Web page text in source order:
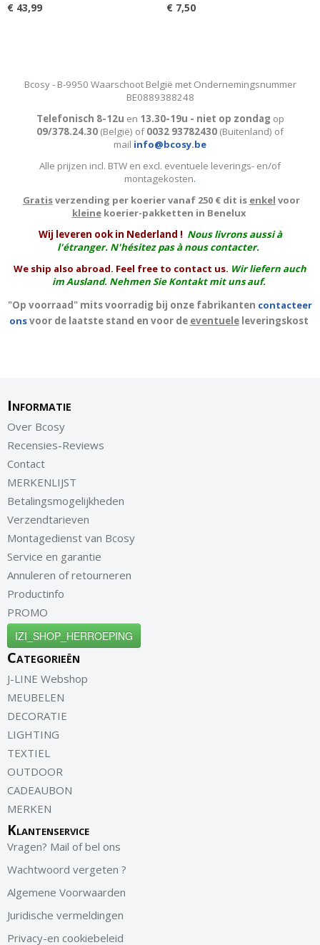
€ 43,99 € 7,50
Bcosy - B-9950 Waarschoot België met Ondernemingsnummer
BE0889388248
Telefonisch 8-12u en 13.30-19u - niet op zondag op
09/378.24.30 (België) of0032 93782430 (Buitenland) of
mail info@bcosy.be
Alle prijzen incl. BTW en excl. eventuele leverings- en/of
montagekosten.
Gratisverzending per koerier vanaf 250 € dit is enkel voor
kleinekoerier-pakketten in Benelux
Wij leveren ook in Nederland ! Nous livrons aussi à
l'étranger. N'hésitez pas à nous contacter.
We ship also abroad. Feel free to contact us. Wir liefern auch
im Ausland. Nehmen Sie Kontakt mit uns auf.
"Op voorraad" mits voorradig bij onze fabrikanten contacteer
onsvoor de laatste stand en voor de eventueleleveringskost
Informatie
Over Bcosy
Recensies-Reviews
Contact
MERKENLIJST
Betalingsmogelijkheden
Verzendtarieven
Montagedienst van Bcosy
Service en garantie
Annuleren of retourneren
Productinfo
PROMO
IZI_SHOP_HERROEPING
Categorieën
J-LINE Webshop
MEUBELEN
DECORATIE
LIGHTING
TEXTIEL
OUTDOOR
CADEAUBON
MERKEN
Klantenservice
Vragen? Mail of bel ons
Wachtwoord vergeten ?
Algemene Voorwaarden
Juridische vermeldingen
Privacy-en cookiebeleid